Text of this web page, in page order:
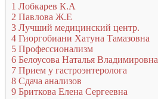
1 Лобкарев К.А
2 Павлова Ж.Е
3 Лучший медицинский центр.
4 Гиоргобиани Хатуна Тамазовна
5 Профессионализм
6 Белоусова Наталья Владимировна
7 Прием у гастроэнтеролога
8 Сдача анализов
9 Бриткова Елена Сергеевна